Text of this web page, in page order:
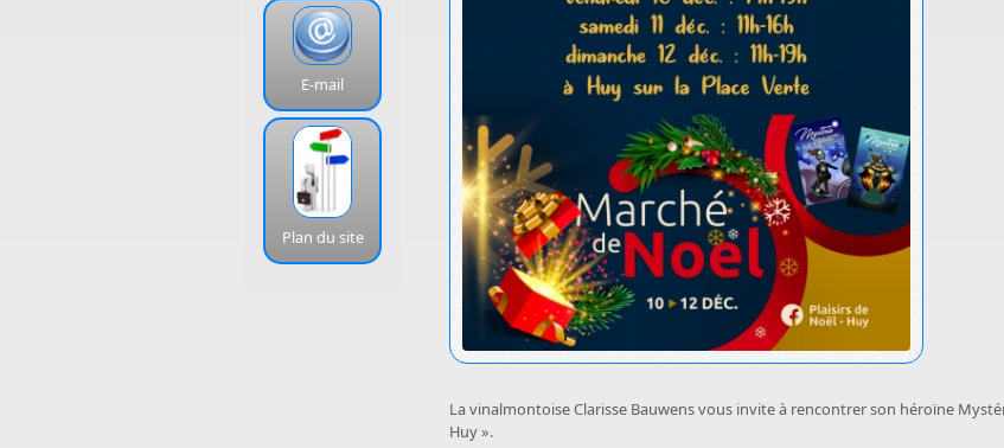
E-mail
Plan du site
La vinalmontoise Clarisse Bauwens vous invite à rencontrer son héroïne
Huy ».